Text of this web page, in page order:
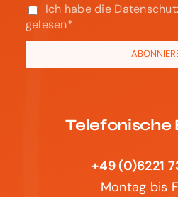
Ich habe die
gelesen*
Telefonische
+49 (0)6221
Montag bis